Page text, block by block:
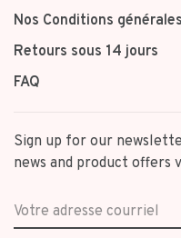
Nos Conditions
Retours sous 14 jours
FAQ
Sign up for our
news and product offers